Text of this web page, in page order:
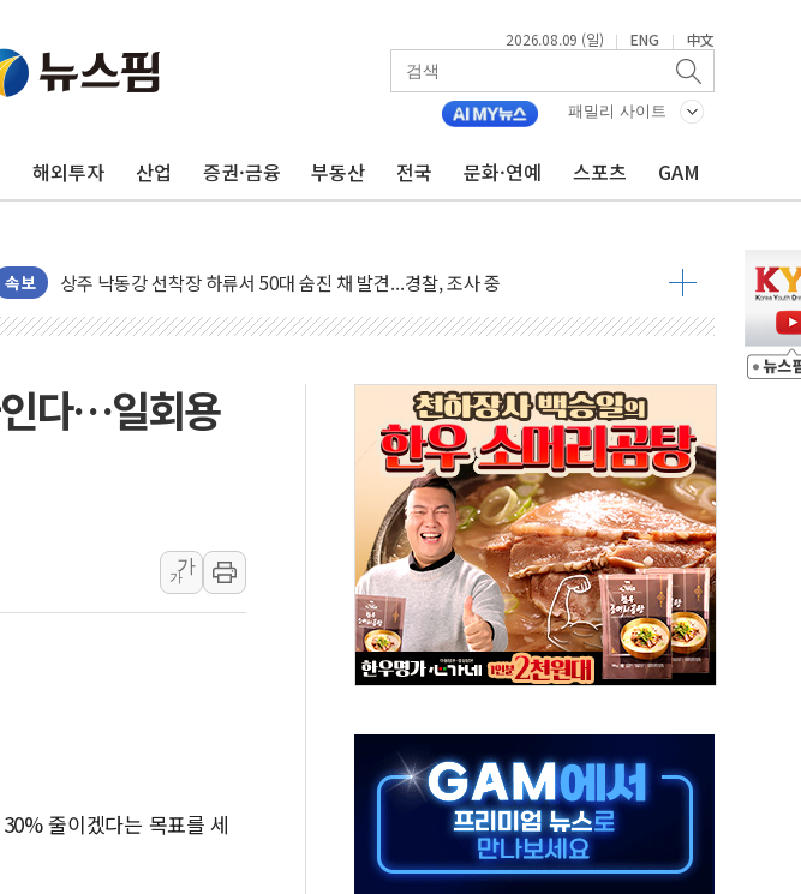
2026.08.09 (일) | ENG | 中文
패밀리 사이트
해외투자 산업 증권·금융 부동산 전국 문화·연예 스포츠 GAM
속보
125mm 폭우 쏟아진 울진...'두천~하당'·'올미골교' 차량 통행 선제 제한
평택 진위면 공장서 질식사고 발생…작업자 1명 숨져
상주 낙동강 선착장 하류서 50대 숨진 채 발견...경찰, 조사 중
인천서 말다툼 중 어머니 살해 10대 구속…범행 후 반려견도 죽여
김민석, 강원·대구·경북 경선서 정청래에 승리…金 48.54% vs 鄭 44.40%
[속보] 민주, 강원·대구·경북 경선 결과...김민석 48.54% 정청래 44.40%
[속보] 민주, 경북 경선 결과 발표...김민석 47.37% 정청래 45.71% 송영길 6.92%
[속보] 민주, 대구 경선 결과 발표...정청래 47.82% 김민석 46.35% 송영길 5.83%
[속보] 민주, 강원 경선 결과 발표...김민석 50.30% 정청래 41.94% 송영길 7.76%
정재헌 CEO, SKT 장기고객 400명 맞이…"마음 잇는 시간 되길"
최태원, 노소영에 9440억 지급 확정되나…재상고 앞두고 막판 셈법
하나금융, 명동 소상공인에 '행복상자' 전달
병무청, 보충역 전면 손질… 예술·체육요원 최대 33% 감축
홈플러스發 대형마트 판매, 역대 최대폭 감소한 9.4%↓…유통업계 양극화 심화
윤준병·이해민 의원, '정부 특사'로 콜롬비아 대통령 취임식 참석
'호우·산사태 주의보' 울진 시간당 30mm 강한 비...호우 피해 없어
다…일회용
가
가
줄이겠다는 목표를 세